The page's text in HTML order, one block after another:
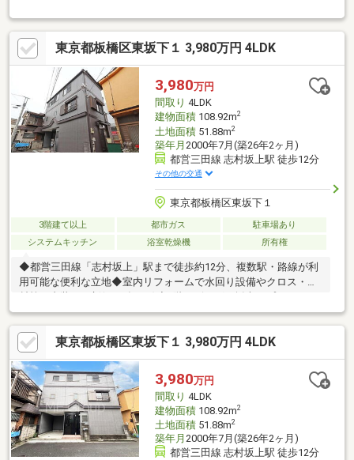
良好、3面採光の明るい3LDKです♪◎トイレ複数や全居室収納など
暮らしを快適にする設備満載！◎駅チカだからこその良好な住環
境♪皆様が住まいに求める「もっと」を未来へつなぐ道しるべであ
ります様、”不動産のエキスパート”としてお客様の住まいさがし
をサポートします。□現地のご見学、資料請求受付中です！物件
のことはもちろん、地域の事やご購入までの流れなど、お気軽に
お問い合わせくださいませ♪
東京都板橋区東坂下１ 3,980万円 4LDK
3,980万円
間取り 4LDK
建物面積108.92m2
土地面積51.88m2
築年月 2000年7月(築26年2ヶ月)
都営三田線 志村坂上駅 徒歩12分
その他の交通
東京都板橋区東坂下１
3階建て以上 都市ガス
駐車場あり
システムキッチン
浴室乾燥機 所有権
◆都営三田線「志村坂上」駅まで徒歩約12分、複数駅・路線が利
用可能な便利な立地◆室内リフォームで水回り設備やクロス・床
ーを両立した約15帖のLDK◆自然と会話の機会も増えるリビング
階段仕様◆家事の負担を軽減する食洗器搭載キッチン◆調理器具
等の収納に便利な吊戸棚が備わり、キッチン周りもスッキリ◆全
居室収納やリビング収納等、随所に収納スペースを確保◆雨風や
太陽の日差しから愛車を守るビルドインガレージ◆前面道路幅員
約5mの公道に面し、駐車もスムーズ◆「Big・A板橋志村店」まで
徒歩約7分とお買い物施設も充実
東京都板橋区東坂下１ 3,980万円 4LDK
3,980万円
間取り 4LDK
建物面積108.92m2
土地面積51.88m2
築年月 2000年7月(築26年2ヶ月)
都営三田線 志村坂上駅 徒歩12分